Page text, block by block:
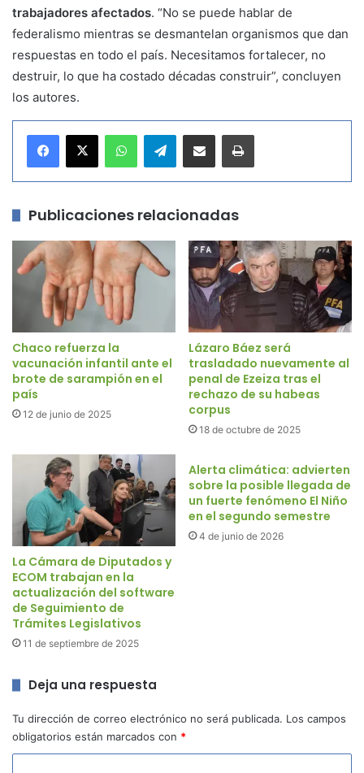
trabajadores afectados. “No se puede hablar de
federalismo mientras se desmantelan organismos que dan
respuestas en todo el país. Necesitamos fortalecer, no
destruir, lo que ha costado décadas construir”, concluyen
los autores.
Telegram
Publicaciones relacionadas
Chaco refuerza la
vacunación infantil ante el
brote de sarampión en el
país
12 de junio de 2025
Lázaro Báez será
trasladado nuevamente al
penal de Ezeiza tras el
rechazo de su habeas
corpus
18 de octubre de 2025
La Cámara de Diputados y
ECOM trabajan en la
actualización del software
de Seguimiento de
Trámites Legislativos
11 de septiembre de 2025
Alerta climática: advierten
sobre la posible llegada de
un fuerte fenómeno El Niño
en el segundo semestre
4 de junio de 2026
Deja una respuesta
Tu dirección de correo electrónico no será publicada. Los campos
obligatorios están marcados con *